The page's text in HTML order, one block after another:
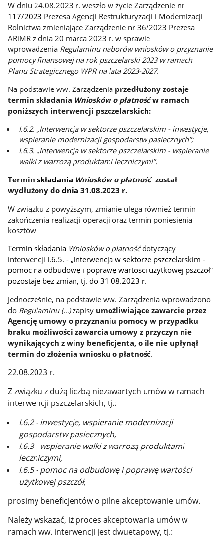
W dniu 24.08.2023 r. weszło w życie Zarządzenie nr
117/2023 Prezesa Agencji Restrukturyzacji i Modernizacji
Rolnictwa zmieniające Zarządzenie nr 36/2023 Prezesa
ARiMR z dnia 20 marca 2023 r. w sprawie
wprowadzenia Regulaminu naborów wniosków o przyznanie
pomocy finansowej na rok pszczelarski 2023 w ramach
Planu Strategicznego WPR na lata 2023-2027.
Na podstawie ww. Zarządzenia przedłużony zostaje
termin składania Wniosków o płatnośćw ramach
poniższych interwencji pszczelarskich:
I.6.2. „Interwencja w sektorze pszczelarskim - inwestycje,
wspieranie modernizacji gospodarstw pasiecznych”;
I.6.3. „Interwencja w sektorze pszczelarskim - wspieranie
walki z warrozą produktami leczniczymi”.
Terminskładania Wniosków o płatnośćzostał
wydłużony dodnia31.08.2023 r.
W związku z powyższym, zmianie ulega również termin
zakończenia realizacji operacji oraz termin poniesienia
kosztów.
Termin składania Wniosków o płatnośćdotyczący
interwencji I.6.5. - „Interwencja w sektorze pszczelarskim -
pomoc na odbudowę i poprawę wartości użytkowej pszczół”
pozostaje bez zmian, tj. do 31.08.2023 r.
Jednocześnie, na podstawie ww. Zarządzenia wprowadzono
do Regulaminu (…)zapisy umożliwiające zawarcie przez
Agencję umowy o przyznaniu pomocy w przypadku
braku możliwości zawarcia umowy z przyczyn nie
wynikających z winy beneficjenta, o ile nie upłynął
termin do złożenia wniosku o płatność.
22.08.2023 r.
Z związku z dużą liczbą niezawartych umów w ramach
interwencji pszczelarskich, tj.:
I.6.2 - inwestycje, wspieranie modernizacji
gospodarstw pasiecznych,
I.6.3 - wspieranie walki z warrozą produktami
leczniczymi,
I.6.5 - pomoc na odbudowę i poprawę wartości
użytkowej pszczół,
prosimy beneficjentów o pilne akceptowanie umów.
Należy wskazać, iż proces akceptowania umów w
ramach ww. interwencji jest dwuetapowy, tj.: